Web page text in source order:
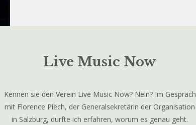
Live Music Now
Kennen sie den Verein Live Music Now? Nein? Im Gespräch
mit Florence Piëch, der Generalsekretärin der Organisation
in Salzburg, durfte ich erfahren, worum es genau geht.